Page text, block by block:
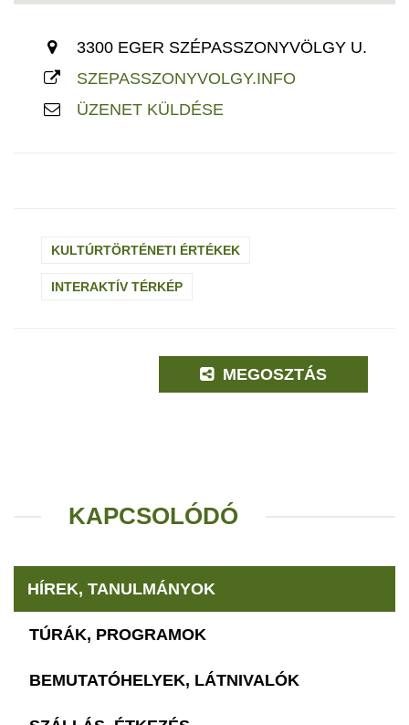
3300 EGER SZÉPASSZONYVÖLGY U.
SZEPASSZONYVOLGY.INFO
ÜZENET KÜLDÉSE
KULTÚRTÖRTÉNETI ÉRTÉKEK
INTERAKTÍV TÉRKÉP
MEGOSZTÁS
KAPCSOLÓDÓ
HÍREK, TANULMÁNYOK
TÚRÁK, PROGRAMOK
BEMUTATÓHELYEK, LÁTNIVALÓK